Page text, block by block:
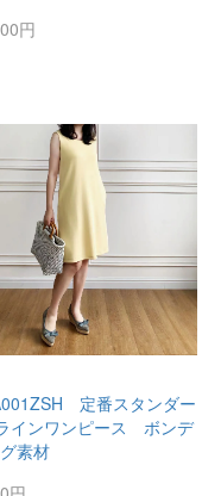
円
定番スタンダー
インワンピース ボンデ
素材